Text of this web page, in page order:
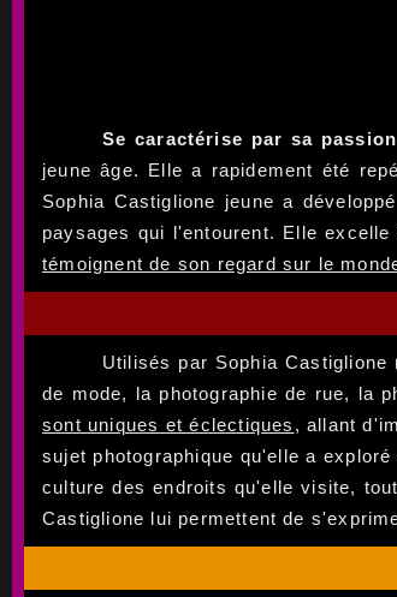
Se caractérise par sa
jeune âge. Elle a rapidement été
Sophia Castiglione jeune a
paysages qui l'entourent. Elle
témoignent de son regard sur le
Utilisés par Sophia
de mode, la photographie de rue, la
sont uniques et éclectiques , allant
sujet photographique qu'elle a
culture des endroits qu'elle visite,
Castiglione lui permettent de